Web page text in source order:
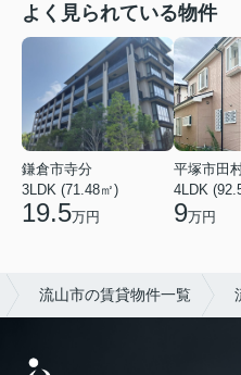
よく見られている物件
鎌倉市寺分
3LDK (71.48㎡)
19.5万円
平塚市田
4LDK
9万円
流山市の賃貸物件一覧